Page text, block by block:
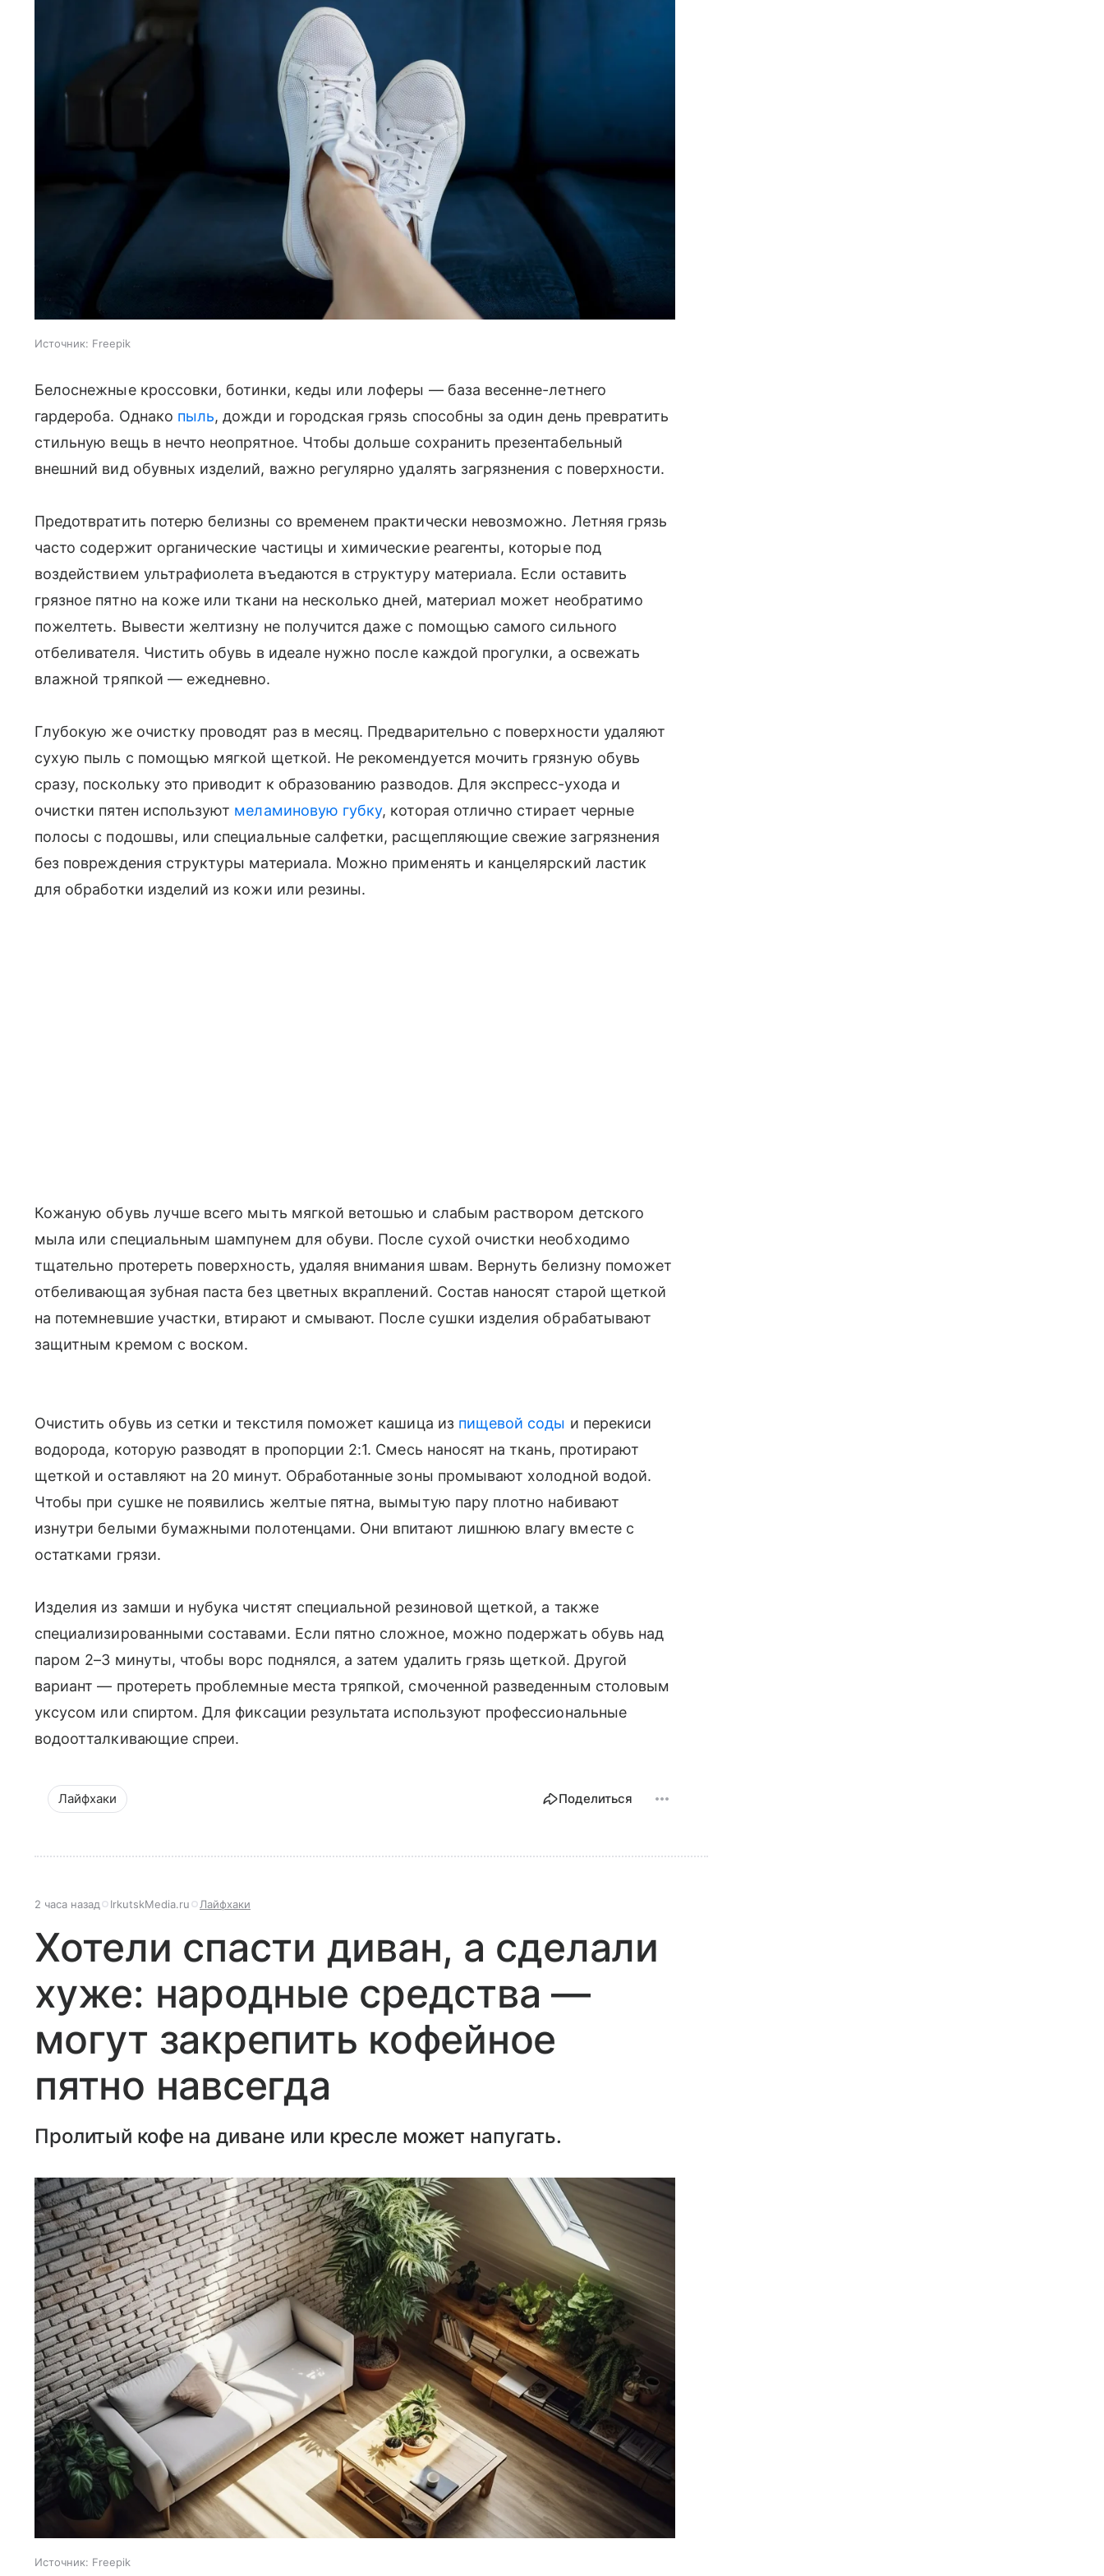
Источник: Freepik
Белоснежные кроссовки, ботинки, кеды или лоферы — база весенне-летнего
гардероба. Однако пыль, дожди и городская грязь способны за один день превратить
стильную вещь в нечто неопрятное. Чтобы дольше сохранить презентабельный
внешний вид обувных изделий, важно регулярно удалять загрязнения с поверхности.
Предотвратить потерю белизны со временем практически невозможно. Летняя грязь
часто содержит органические частицы и химические реагенты, которые под
воздействием ультрафиолета въедаются в структуру материала. Если оставить
грязное пятно на коже или ткани на несколько дней, материал может необратимо
пожелтеть. Вывести желтизну не получится даже с помощью самого сильного
отбеливателя. Чистить обувь в идеале нужно после каждой прогулки, а освежать
влажной тряпкой — ежедневно.
Глубокую же очистку проводят раз в месяц. Предварительно с поверхности удаляют
сухую пыль с помощью мягкой щеткой. Не рекомендуется мочить грязную обувь
сразу, поскольку это приводит к образованию разводов. Для экспресс-ухода и
очистки пятен используют меламиновую губку, которая отлично стирает черные
полосы с подошвы, или специальные салфетки, расщепляющие свежие загрязнения
без повреждения структуры материала. Можно применять и канцелярский ластик
для обработки изделий из кожи или резины.
Кожаную обувь лучше всего мыть мягкой ветошью и слабым раствором детского
мыла или специальным шампунем для обуви. После сухой очистки необходимо
тщательно протереть поверхность, удаляя внимания швам. Вернуть белизну поможет
отбеливающая зубная паста без цветных вкраплений. Состав наносят старой щеткой
на потемневшие участки, втирают и смывают. После сушки изделия обрабатывают
защитным кремом с воском.
Очистить обувь из сетки и текстиля поможет кашица из пищевой соды и перекиси
водорода, которую разводят в пропорции 2:1. Смесь наносят на ткань, протирают
щеткой и оставляют на 20 минут. Обработанные зоны промывают холодной водой.
Чтобы при сушке не появились желтые пятна, вымытую пару плотно набивают
изнутри белыми бумажными полотенцами. Они впитают лишнюю влагу вместе с
остатками грязи.
Изделия из замши и нубука чистят специальной резиновой щеткой, а также
специализированными составами. Если пятно сложное, можно подержать обувь над
паром 2–3 минуты, чтобы ворс поднялся, а затем удалить грязь щеткой. Другой
вариант — протереть проблемные места тряпкой, смоченной разведенным столовым
уксусом или спиртом. Для фиксации результата используют профессиональные
водоотталкивающие спреи.
Лайфхаки Поделиться
2 часа назад IrkutskMedia.ru Лайфхаки
Хотели спасти диван, а сделали
хуже: народные средства —
могут закрепить кофейное
пятно навсегда
Пролитый кофе на диване или кресле может напугать.
Источник: Freepik